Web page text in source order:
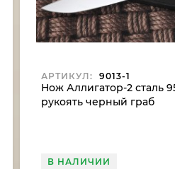
АРТИКУЛ: 9013-1
Нож Аллигатор-2 сталь
рукоять черный граб
В НАЛИЧИИ